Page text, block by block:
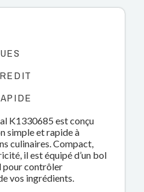
K1330685 est conçu
simple et rapide à
culinaires. Compact,
il est équipé d’un bol
pour contrôler
vos ingrédients.